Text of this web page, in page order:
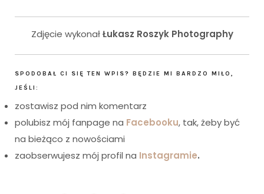
Zdjęcie wykonałŁukasz Roszyk Photography
SPODOBAŁ CI SIĘ TEN WPIS? BĘDZIE MI BARDZO MIŁO,
JEŚLI:
zostawisz pod nim komentarz
polubisz mój fanpage na Facebooku, tak, żeby być
na bieżąco z nowościami
zaobserwujesz mój profil na Instagramie.